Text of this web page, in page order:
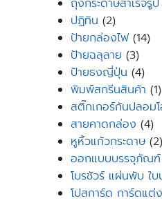
ถุงกระดาษสำเร็จรูป
ปฏิทิน 22
products
ป้ายกล่องไฟ 1414
ป้ายฉลุลาย 33
ป้ายธงญี่ปุ่น 44
พิมพ์สกรีนสินค้า 11
สติ๊กเกอร์กันปลอม
สายคาดกล่อง 44
หูหิ้วแก้วกระดาษ 22
ออกแบบบรรจุภัณฑ์
โบรชัวร์ แผ่นพับ ใ
โปสการ์ด การ์ดแต่